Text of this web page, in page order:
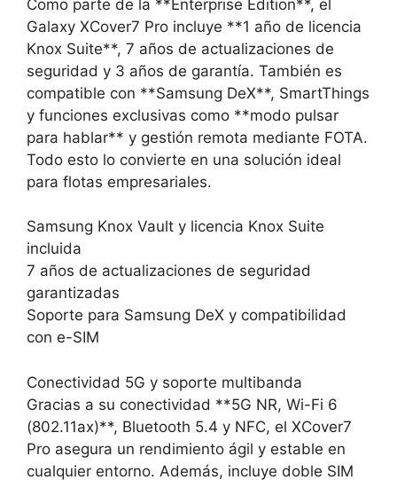
Como parte de la **Enterprise Edition**, el
Galaxy XCover7 Pro incluye **1 año de licencia
Knox Suite**, 7 años de actualizaciones de
seguridad y 3 años de garantía. También es
compatible con **Samsung DeX**, SmartThings
y funciones exclusivas como **modo pulsar
para hablar** y gestión remota mediante FOTA.
Todo esto lo convierte en una solución ideal
para flotas empresariales.
Samsung Knox Vault y licencia Knox Suite
incluida
7 años de actualizaciones de seguridad
garantizadas
Soporte para Samsung DeX y compatibilidad
con e-SIM
Conectividad 5G y soporte multibanda
Gracias a su conectividad **5G NR, Wi-Fi 6
(802.11ax)**, Bluetooth 5.4 y NFC, el XCover7
Pro asegura un rendimiento ágil y estable en
cualquier entorno. Además, incluye doble SIM